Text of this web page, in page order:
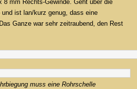
8 mm Rechts-Gewinde. Geht über die
ist lan/kurz genug, dass eine
Ganze war sehr zeitraubend, den Rest
muss eine Rohrschelle